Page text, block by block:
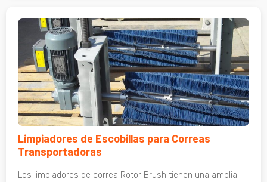
Limpiadores de Escobillas para Correas
Transportadoras
Los limpiadores de correa Rotor Brush tienen una amplia